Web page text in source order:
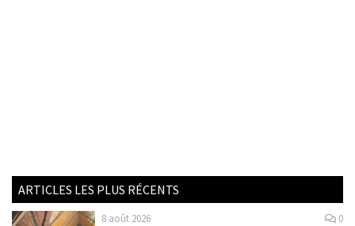
ARTICLES LES PLUS RÉCENTS
8 août 2026 0